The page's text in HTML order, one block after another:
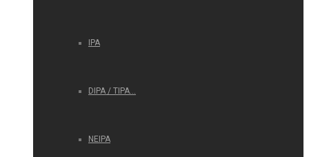
IPA
DIPA / TIPA…
NEIPA